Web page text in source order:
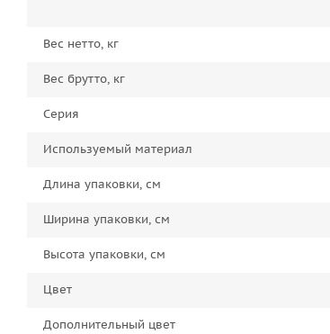
Вес нетто, кг
Вес брутто, кг
Серия
Используемый материал
Длина упаковки, см
Ширина упаковки, см
Высота упаковки, см
Цвет
Дополнительный цвет